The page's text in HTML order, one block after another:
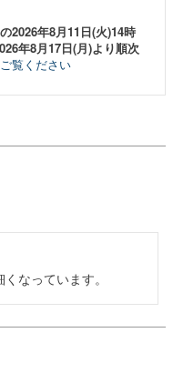
2026年8月11日(火)14時
年8月17日(月)より順次
覧ください